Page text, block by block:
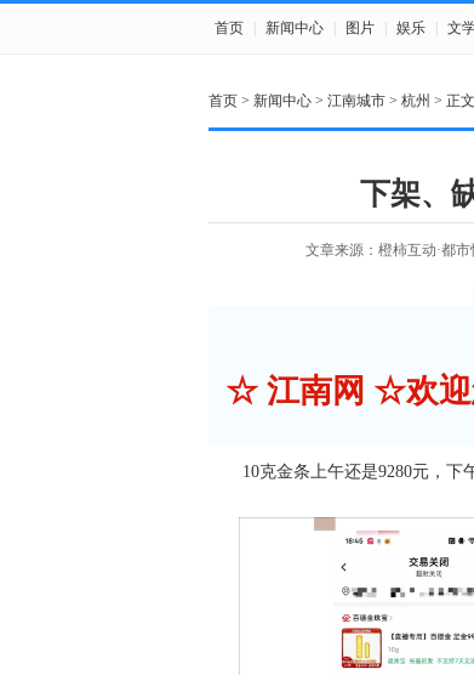
首页 新闻中心 图片 娱乐 文
首页 > 新闻中心 > 江南城市 > 杭州 > 正文
下架、
文章来源：橙柿互动·都市
☆ 江南网 ☆欢
10克金条上午还是9280元，下